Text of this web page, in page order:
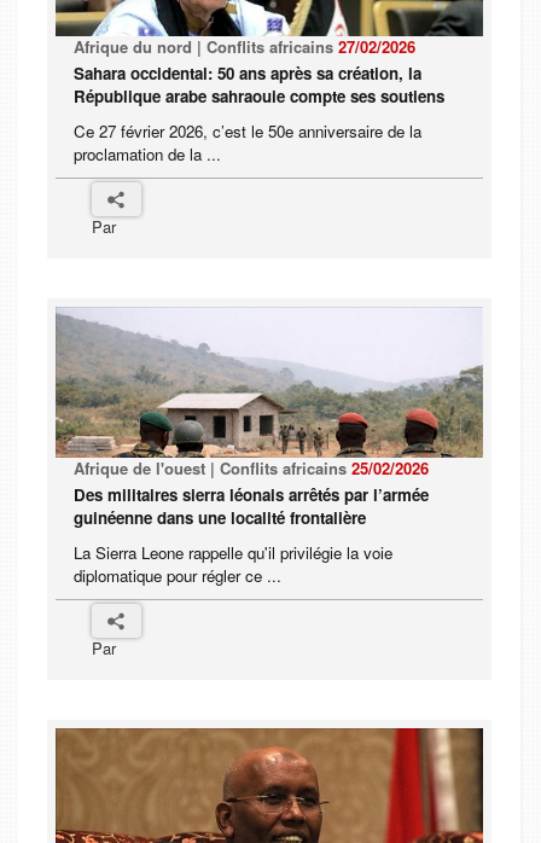
Afrique du nord | Conflits africains 27/02/2026
Sahara occidental: 50 ans après sa création, la
République arabe sahraouie compte ses soutiens
Ce 27 février 2026, c’est le 50e anniversaire de la
proclamation de la ...
Par
Afrique de l'ouest | Conflits africains 25/02/2026
Des militaires sierra léonais arrêtés par l’armée
guinéenne dans une localité frontalière
La Sierra Leone rappelle qu'il privilégie la voie
diplomatique pour régler ce ...
Par